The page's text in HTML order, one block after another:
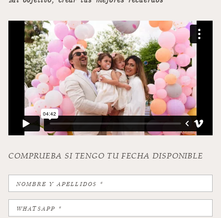
COMPRUEBA SI TENGO TU FECHA DISPONIBLE